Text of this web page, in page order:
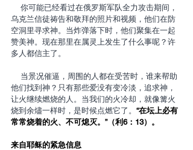
乌克兰信徒祷告和敬拜的照片和视频，他们在防
空洞里寻求神。当炸弹落下时，他们聚集在一起
赞美神。现在那里在属灵上发生了什么事呢？许
多人都信主了。
他们找到神？只有那些爱没有变冷淡，追求神，
让火继续燃烧的人。当我们的火冷却，就像篝火
烧到余燼一样时，是时候点燃它了。 “在坛上必有
常常烧着的火、不可熄灭。”（利6：13）。
来自耶稣的紧急信息